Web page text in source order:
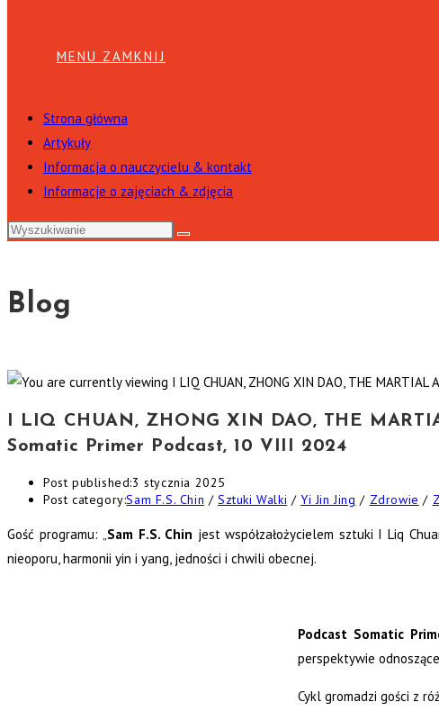
MENU ZAMKNIJ
Strona główna
Artykuły
Informacja o nauczycielu & kontakt
Informacje o zajęciach & zdjęcia
Blog
I LIQ CHUAN, ZHONG XIN DAO, THE
Somatic Primer Podcast, 10 VIII 2024
Post published:3 stycznia 2025
Post category:Sam F.S. Chin / Sztuki Walki / Yi Jin Jing / Zdrowie /
Gość programu: „Sam F.S. Chin jest współzałożycielem sztuki I Liq
nieoporu, harmonii yin i yang, jedności i chwili obecnej.
Podcast Somatic
perspektywie
Cykl gromadzi gości z